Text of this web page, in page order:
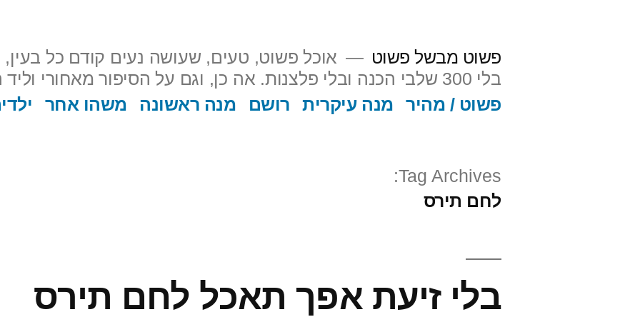
פשוט מבשל פשוט
אוכל פשוט, טעים, שעושה נעים קודם כל
בלי 300 שלבי הכנה ובלי פלצנות. אה כן, וגם על הסיפור מאחורי וליד האוכל.
פשוט / מהיר
מנה עיקרית רושם מנה ראשונה משהו אחר
Tag Archives:
לחם תירס
בלי זיעת אפך תאכל לחם תירס